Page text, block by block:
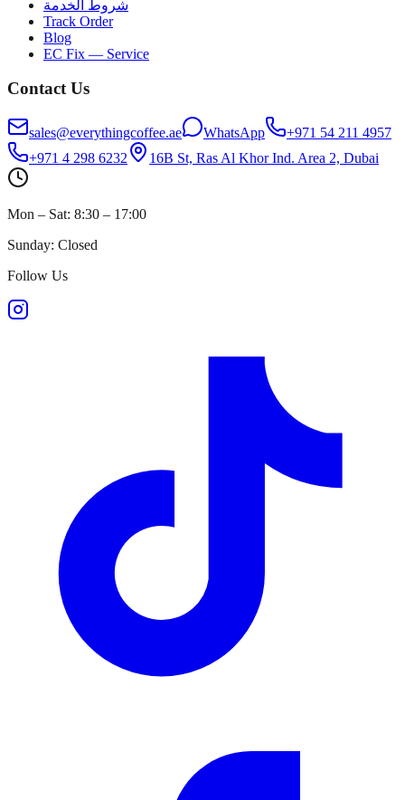
شروط الخدمة
Track Order
Blog
EC Fix — Service
Contact Us
sales@everythingcoffee.ae WhatsApp
+971 54 211 4957
+971 4 298 6232
16B St, Ras Al Khor Ind. Area 2, Dubai
Mon – Sat: 8:30 – 17:00
Sunday: Closed
Follow Us